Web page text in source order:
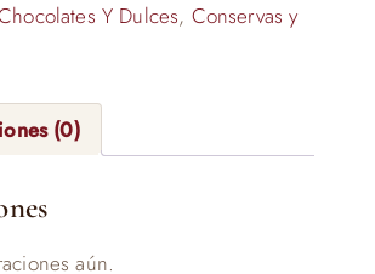
Y Dulces, Conservas y
(0)
aún.